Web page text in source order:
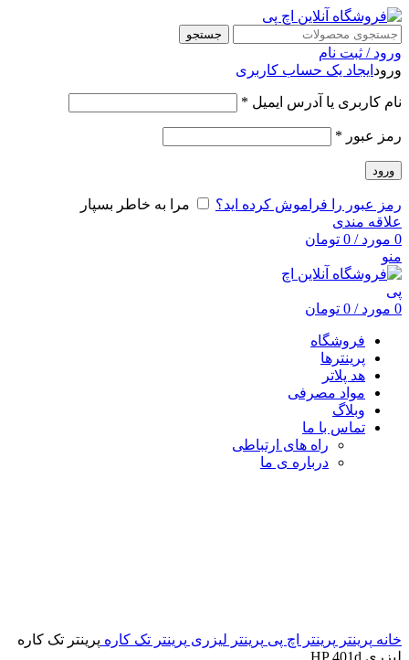
جستجو
ورود / ثبت نام
ورود ایجاد یک حساب کاربری
نام کاربری یا آدرس ایمیل *
رمز عبور *
ورود
رمز عبور را فراموش کرده اید؟
مرا به خاطر بسپار
علاقه مندی
0 مورد /
0 تومان
منو
0 مورد /
0 تومان
فروشگاه
پرینترها
هد پلاتر
مواد مصرفی
وبلاگ
تماس با ما
راه های ارتباطی
درباره ی ما
خانه پرینتر پرینتر اچ پی پرینتر لیزری پرینتر تک کاره پرینتر تک کاره
لیزری HP 401d